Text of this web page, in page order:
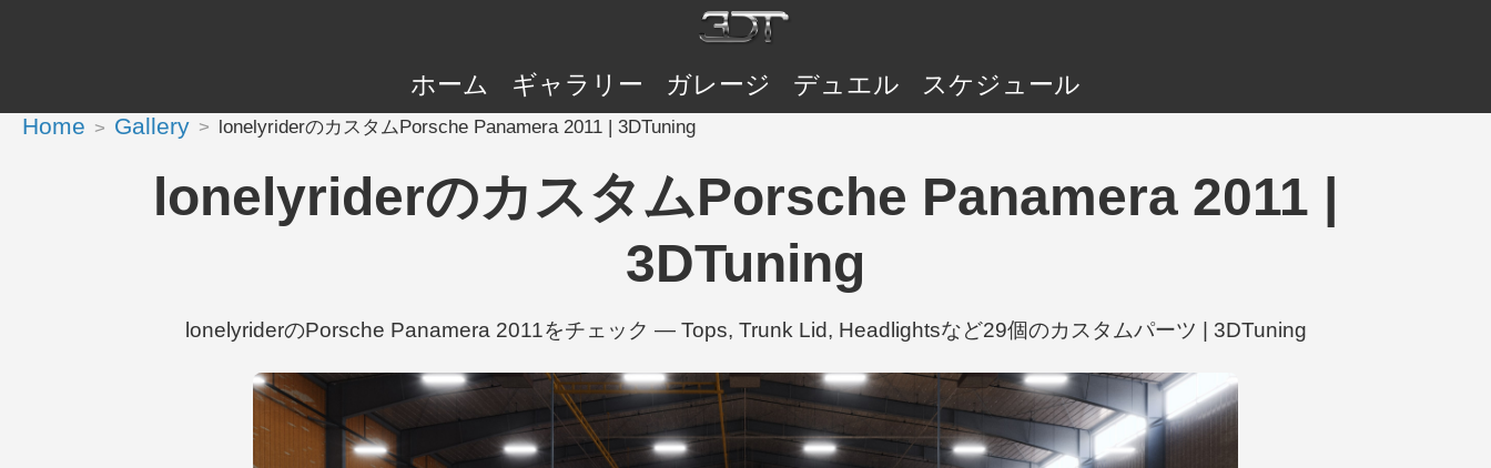
ホーム ギャラリー ガレージ デュエル スケジュール
Home Gallery lonelyriderのカスタムPorsche Panamera 2011 | 3DTuning
lonelyriderのカスタムPorsche Panamera 2011 |
3DTuning
lonelyriderのPorsche Panamera 2011をチェック — Tops, Trunk Lid, Headlightsなど29個のカスタムパーツ | 3DTuning